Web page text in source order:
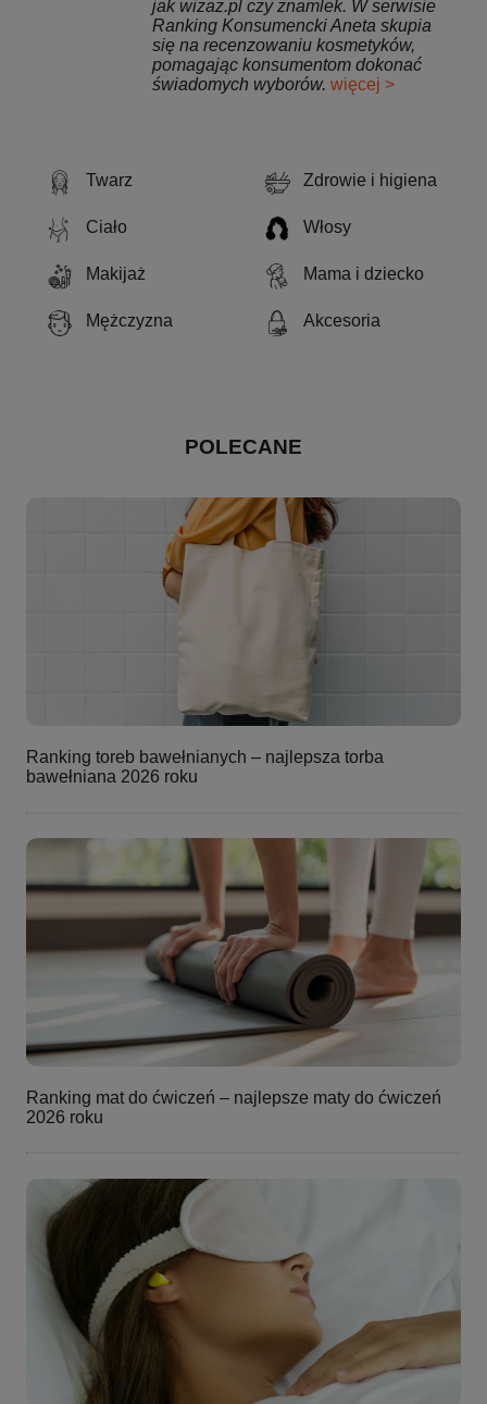
Twarz Zdrowie i higiena
Ciało Włosy
Makijaż Mama i dziecko
Mężczyzna Akcesoria
POLECANE
Ranking toreb bawełnianych – najlepsza torba
bawełniana 2026 roku
Ranking mat do ćwiczeń – najlepsze maty do ćwiczeń
2026 roku
jak wizaz.pl czy znamlek. W serwisie
Ranking Konsumencki Aneta skupia
się na recenzowaniu kosmetyków,
pomagając konsumentom dokonać
świadomych wyborów. więcej >